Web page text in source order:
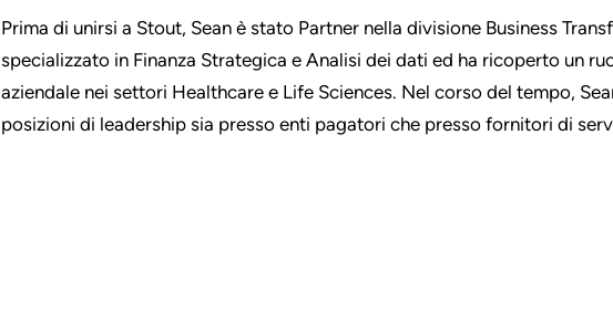
Prima di unirsi a Stout, Sean è stato Partner nella divisione Business
specializzato in Finanza Strategica e Analisi dei dati ed ha ricoperto un
aziendale nei settori Healthcare e Life Sciences. Nel corso del tempo,
posizioni di leadership sia presso enti pagatori che presso fornitori di